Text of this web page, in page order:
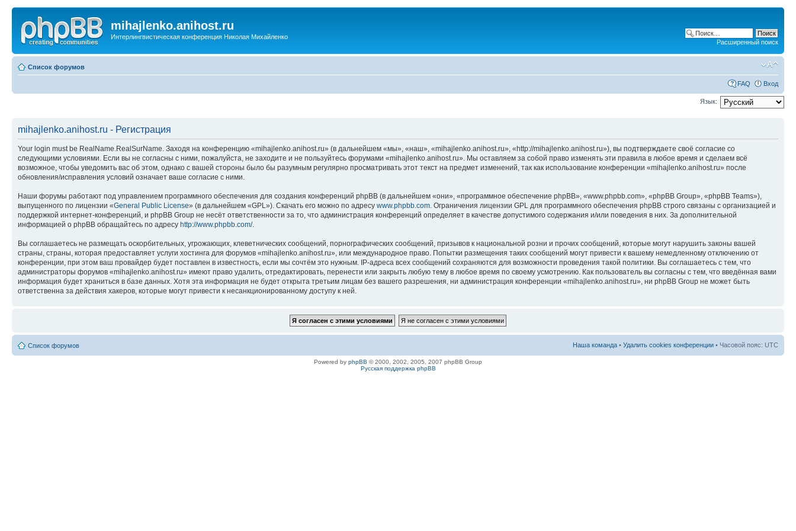
mihajlenko.anihost.ru
Интерлингвистическая конференция Николая Михайленко
Расширенный поиск
Список форумов
FAQ Вход
Язык:
mihajlenko.anihost.ru - Регистрация
Your login must be RealName.RealSurName. Заходя на конференцию «mihajlenko.anihost.ru» (в дальнейшем «мы», «наш», «mihajlenko.anihost.ru», «http://mihajlenko.anihost.ru»), вы подтверждаете своё согласие со
следующими условиями. Если вы не согласны с ними, пожалуйста, не заходите и не пользуйтесь форумами «mihajlenko.anihost.ru». Мы оставляем за собой право изменять эти правила в любое время и сделаем всё
возможное, чтобы уведомить вас об этом, однако с вашей стороны было бы разумным регулярно просматривать этот текст на предмет изменений, так как использование конференции «mihajlenko.anihost.ru» после
обновления/исправления условий означает ваше согласие с ними.
Наши форумы работают под управлением программного обеспечения для создания конференций phpBB (в дальнейшем «они», «программное обеспечение phpBB», «www.phpbb.com», «phpBB Group», «phpBB Teams»),
выпущенного по лицензии «General Public License» (в дальнейшем «GPL»). Скачать его можно по адресу www.phpbb.com. Ограничения лицензии GPL для программного обеспечения phpBB строго связаны с организацией и
поддержкой интернет-конференций, и phpBB Group не несёт ответственности за то, что администрация конференций определяет в качестве допустимого содержания и/или поведения в них. За дополнительной
информацией о phpBB обращайтесь по адресу http://www.phpbb.com/.
Вы соглашаетесь не размещать оскорбительных, угрожающих, клеветнических сообщений, порнографических сообщений, призывов к национальной розни и прочих сообщений, которые могут нарушить законы вашей
страны, страны, которая предоставляет услуги хостинга для форумов «mihajlenko.anihost.ru», или международное право. Попытки размещения таких сообщений могут привести к вашему немедленному отключению от
конференции, при этом ваш провайдер будет поставлен в известность, если мы сочтём это нужным. IP-адреса всех сообщений сохраняются для возможности проведения такой политики. Вы соглашаетесь с тем, что
администраторы форумов «mihajlenko.anihost.ru» имеют право удалить, отредактировать, перенести или закрыть любую тему в любое время по своему усмотрению. Как пользователь вы согласны с тем, что введённая вами
информация будет храниться в базе данных. Хотя эта информация не будет открыта третьим лицам без вашего разрешения, ни администрация конференции «mihajlenko.anihost.ru», ни phpBB Group не может быть
ответственна за действия хакеров, которые могут привести к несанкционированному доступу к ней.
Список форумов Наша команда • Удалить cookies конференции • Часовой пояс: UTC
Powered by phpBB © 2000, 2002, 2005, 2007 phpBB Group
Русская поддержка phpBB